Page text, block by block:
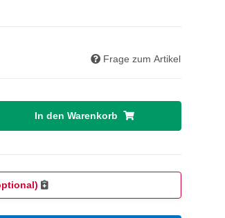
Frage zum Artikel
In den Warenkorb